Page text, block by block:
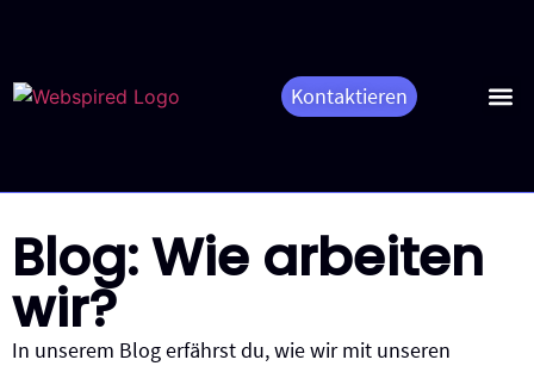
Kontaktieren
Blog: Wie arbeiten
wir?
In unserem Blog erfährst du, wie wir mit unseren